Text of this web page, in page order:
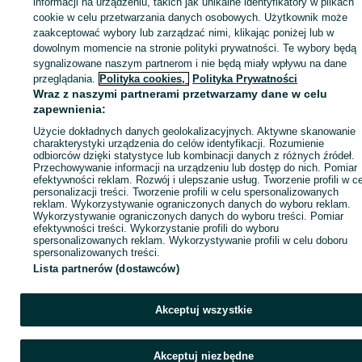
sprzedającym
Zaloguj się / Załóż konto
Zadzwoń / SMS
cookie w celu przetwarzania danych osobowych. Użytkownik może
zaakceptować wybory lub zarządzać nimi, klikając poniżej lub w
dowolnym momencie na stronie polityki prywatności. Te wybory będą
sygnalizowane naszym partnerom i nie będą miały wpływu na dane
przeglądania. Polityka cookies, Polityka Prywatności
Wraz z naszymi partnerami przetwarzamy dane w celu
zapewnienia:
Użycie dokładnych danych geolokalizacyjnych. Aktywne skanowanie
charakterystyki urządzenia do celów identyfikacji. Rozumienie
odbiorców dzięki statystyce lub kombinacji danych z różnych źródeł.
Przechowywanie informacji na urządzeniu lub dostęp do nich. Pomiar
efektywności reklam. Rozwój i ulepszanie usług. Tworzenie profili w
personalizacji treści. Tworzenie profili w celu spersonalizowanych
reklam. Wykorzystywanie ograniczonych danych do wyboru reklam.
Wykorzystywanie ograniczonych danych do wyboru treści. Pomiar
efektywności treści. Wykorzystanie profili do wyboru
spersonalizowanych reklam. Wykorzystywanie profili w celu doboru
spersonalizowanych treści.
Lista partnerów (dostawców)
Akceptuj wszystkie
Akceptuj niezbędne